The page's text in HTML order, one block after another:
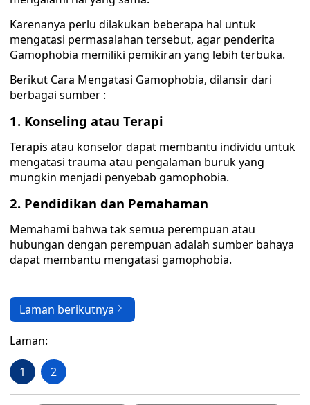
Karenanya perlu dilakukan beberapa hal untuk
mengatasi permasalahan tersebut, agar penderita
Gamophobia memiliki pemikiran yang lebih terbuka.
Berikut Cara Mengatasi Gamophobia, dilansir dari
berbagai sumber :
1. Konseling atau Terapi
Terapis atau konselor dapat membantu individu untuk
mengatasi trauma atau pengalaman buruk yang
mungkin menjadi penyebab gamophobia.
2. Pendidikan dan Pemahaman
Memahami bahwa tak semua perempuan atau
hubungan dengan perempuan adalah sumber bahaya
dapat membantu mengatasi gamophobia.
Laman berikutnya
Laman:
1 2